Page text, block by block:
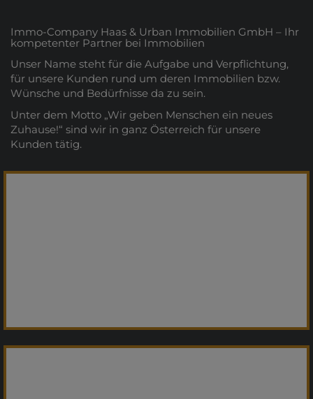
Immo-Company Haas & Urban Immobilien GmbH – Ihr
kompetenter Partner bei Immobilien
Unser Name steht für die Aufgabe und Verpflichtung,
für unsere Kunden rund um deren Immobilien bzw.
Wünsche und Bedürfnisse da zu sein.
Unter dem Motto „Wir geben Menschen ein neues
Zuhause!“ sind wir in ganz Österreich für unsere
Kunden tätig.